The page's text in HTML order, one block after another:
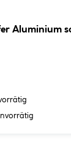
Aluminium
vorrätig